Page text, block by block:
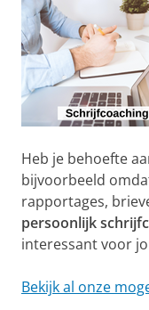
Heb je behoefte
bijvoorbeeld
rapportages,
persoonlijk
interessant voor
Bekijk al onze